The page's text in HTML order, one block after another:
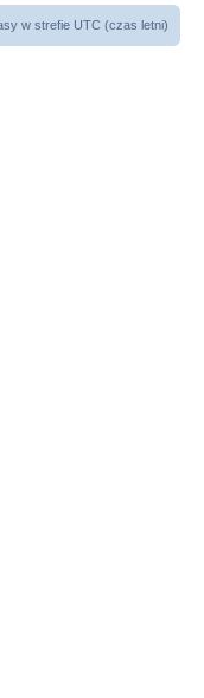
w strefie UTC (czas letni)